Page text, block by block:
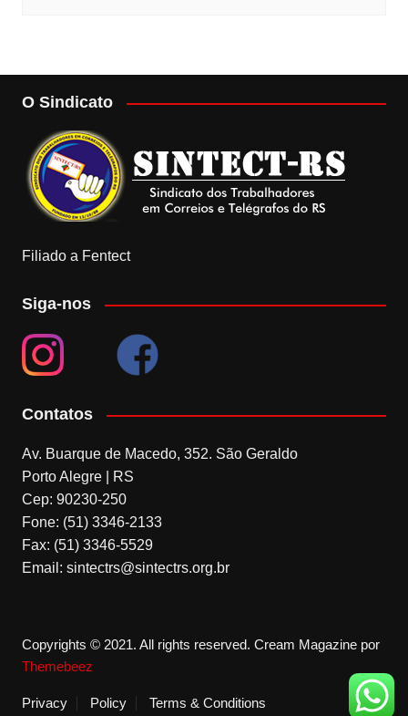
O Sindicato
Filiado a Fentect
Siga-nos
Contatos
Av. Buarque de Macedo, 352. São Geraldo
Porto Alegre | RS
Cep: 90230-250
Fone: (51) 3346-2133
Fax: (51) 3346-5529
Email: sintectrs@sintectrs.org.br
Copyrights © 2021. All rights reserved. Cream Magazine por
Themebeez
Privacy Policy Terms & Conditions